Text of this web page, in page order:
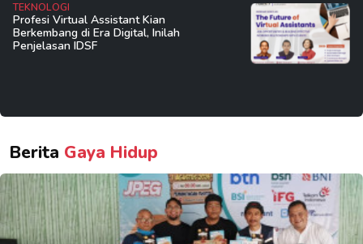
TEKNOLOGI
Profesi Virtual Assistant Kian
Berkembang di Era Digital, Inilah
Penjelasan IDSF
Berita Gaya Hidup